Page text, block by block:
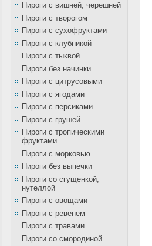
Пироги с вишней, черешней
Пироги с творогом
Пироги с сухофруктами
Пироги с клубникой
Пироги с тыквой
Пироги без начинки
Пироги с цитрусовыми
Пироги с ягодами
Пироги с персиками
Пироги с грушей
Пироги с тропическими
фруктами
Пироги с морковью
Пироги без выпечки
Пироги со сгущенкой,
нутеллой
Пироги с овощами
Пироги с ревенем
Пироги с травами
Пироги со смородиной